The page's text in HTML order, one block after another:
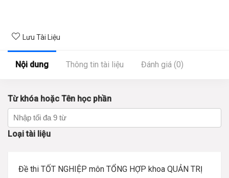
Lưu Tài Liệu
Nội dung Thông tin tài liệu Đánh giá (0)
Từ khóa hoặc Tên học phần
Loại tài liệu
Đề thi TỐT NGHIỆP môn TỔNG HỢP khoa QUẢN TRỊ